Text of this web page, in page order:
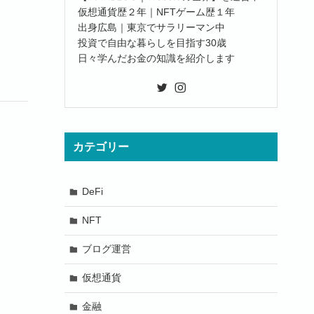
仮想通貨歴２年｜NFTゲーム歴１年
出身広島｜東京でサラリーマン中
投資で自由な暮らしを目指す30歳
日々学んだお金の知識を紹介します
カテゴリー
DeFi
NFT
ブログ運営
仮想通貨
金融